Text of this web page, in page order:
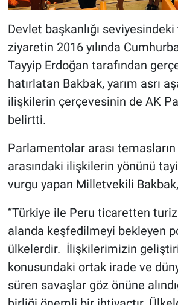
Devlet başkanlığı
ziyaretin 2016 yılında
Tayyip Erdoğan tarafından
hatırlatan Bakbak, yarım asrı
ilişkilerin çerçevesinin de AK
belirtti.
Parlamentolar arası
arasındaki ilişkilerin yönünü
vurgu yapan Milletvekili
“Türkiye ile Peru ticaretten
alanda keşfedilmeyi bekleyen
ülkelerdir. İlişkilerimizin
konusundaki ortak irade ve
süren savaşlar göz önüne